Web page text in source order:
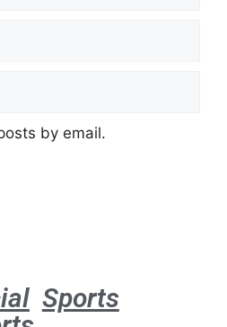
by email.
Sports